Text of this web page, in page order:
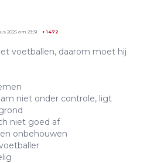
2025 om 23:31 +1472
voetballen, daarom moet hij
niet onder controle, ligt
niet goed af
onbehouwen